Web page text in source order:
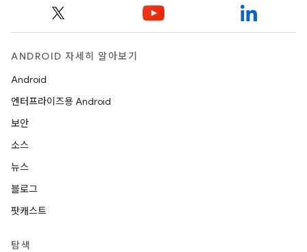
ANDROID 자세히 알아보기
Android
엔터프라이즈용 Android
보안
소스
뉴스
블로그
팟캐스트
탐색